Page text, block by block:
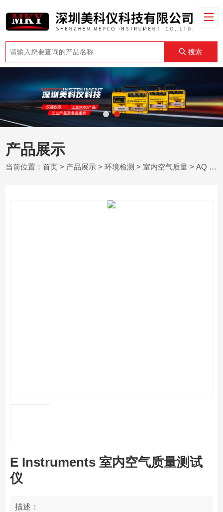
搜索
产品展示
当前位置：首页 > 产品展示 >环境检测 >室内空气质量 > AQ ProE Instruments 室内空气质量测试仪
E Instruments 室内空气质量测试
仪
描述：